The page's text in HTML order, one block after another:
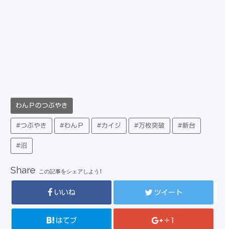
わんＰのつぶやき
#つぶやき #わんＰ #カイジ #万枚突破 #新台
#沼
Share この記事をシェアしよう！
いいね ツイート
はてブ +1